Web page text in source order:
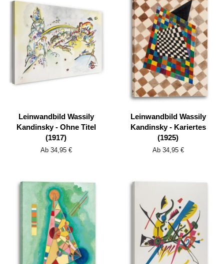
Leinwandbild Wassily
Kandinsky - Ohne Titel
(1917)
Ab 34,95 €
Leinwandbild Wassily
Kandinsky - Kariertes
(1925)
Ab 34,95 €